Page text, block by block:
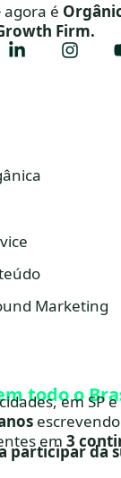
agora é
Firm.
Marketing
todo oem SP
em 3
participar da